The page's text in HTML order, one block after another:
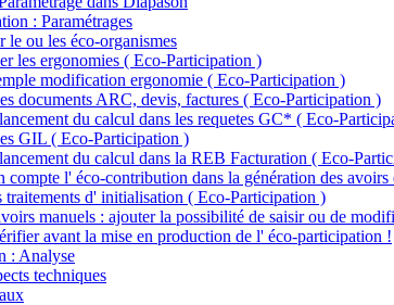
: Paramétrages
le ou les éco-organismes
les ergonomies ( Eco-Participation )
modification ergonomie ( Eco-Participation )
documents ARC, devis, factures ( Eco-Participation )
du calcul dans les requetes GC* ( Eco-
GIL ( Eco-Participation )
du calcul dans la REB Facturation ( Eco-
compte l' éco-contribution dans la génération des
traitements d' initialisation ( Eco-Participation )
manuels : ajouter la possibilité de saisir ou de
avant la mise en production de l' éco-participation !
: Analyse
techniques